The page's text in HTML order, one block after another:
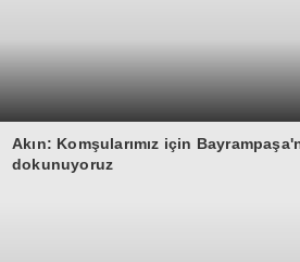
Akın: Komşularımız için
dokunuyoruz